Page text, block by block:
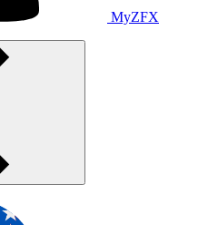
MyZFX